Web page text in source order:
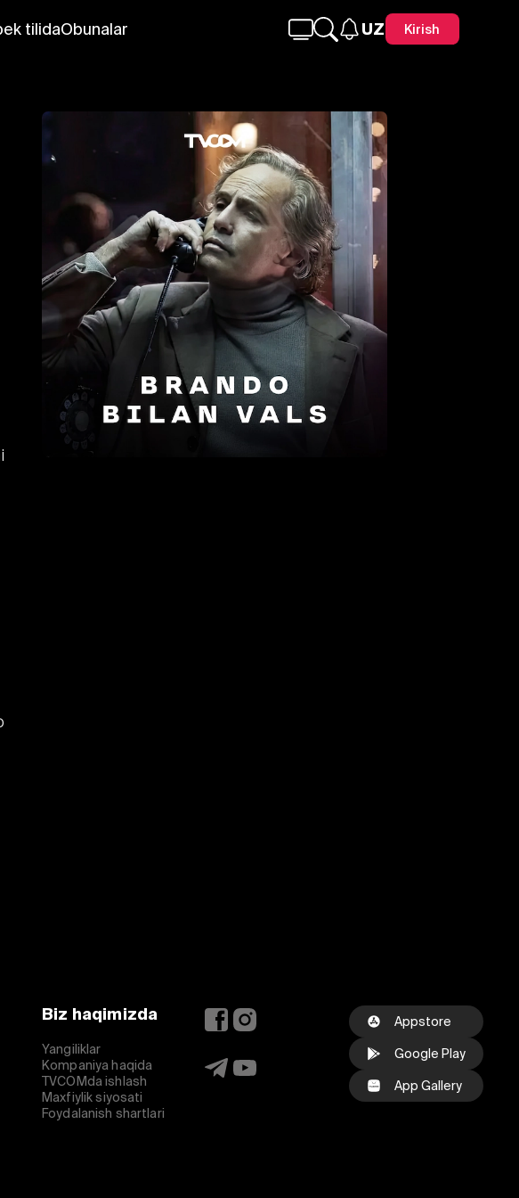
tilidaObunalar UZ Kirish
Biz haqimizda
Yangiliklar
Kompaniya haqida
TVCOMda ishlash
Maxfiylik siyosati
Foydalanish shartlari
Appstore
Google Play
App Gallery